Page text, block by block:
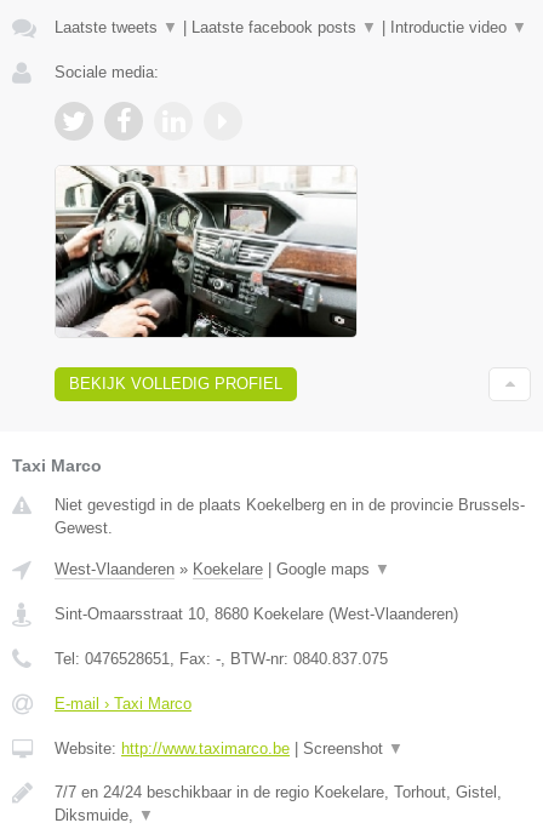
Laatste tweets ▼ Laatste facebook posts ▼ Introductie video ▼
Sociale media:
BEKIJK VOLLEDIG PROFIEL
Taxi Marco
Niet gevestigd in de plaats Koekelberg en in de provincie Brussels-
Gewest.
West-Vlaanderen » Koekelare Google maps ▼
Sint-Omaarsstraat 10, 8680 Koekelare (West-Vlaanderen)
Tel: 0476528651, Fax: -, BTW-nr: 0840.837.075
E-mail › Taxi Marco
Website: http://www.taximarco.be Screenshot ▼
7/7 en 24/24 beschikbaar in de regio Koekelare, Torhout, Gistel,
Diksmuide, ▼